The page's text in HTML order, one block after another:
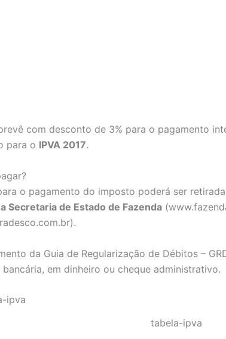
com desconto de 3% para o pagamento
para o IPVA 2017.
o pagamento do imposto poderá ser
Secretaria de Estado de Fazenda
da Guia de Regularização de Débitos –
bancária, em dinheiro ou cheque administrativo.
tabela-ipva